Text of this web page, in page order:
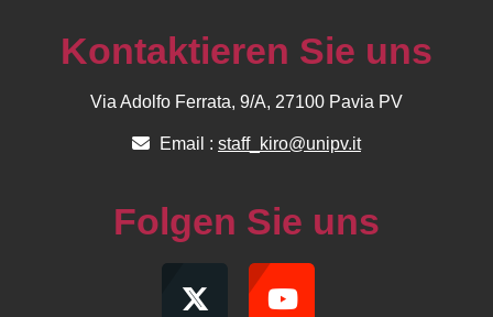
Kontaktieren Sie uns
Via Adolfo Ferrata, 9/A, 27100 Pavia PV
Email : staff_kiro@unipv.it
Folgen Sie uns